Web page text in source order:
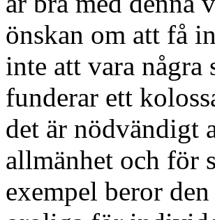
önskan om att få
inte att vara några
funderar ett
det är nödvändigt
allmänhet och för
exempel beror